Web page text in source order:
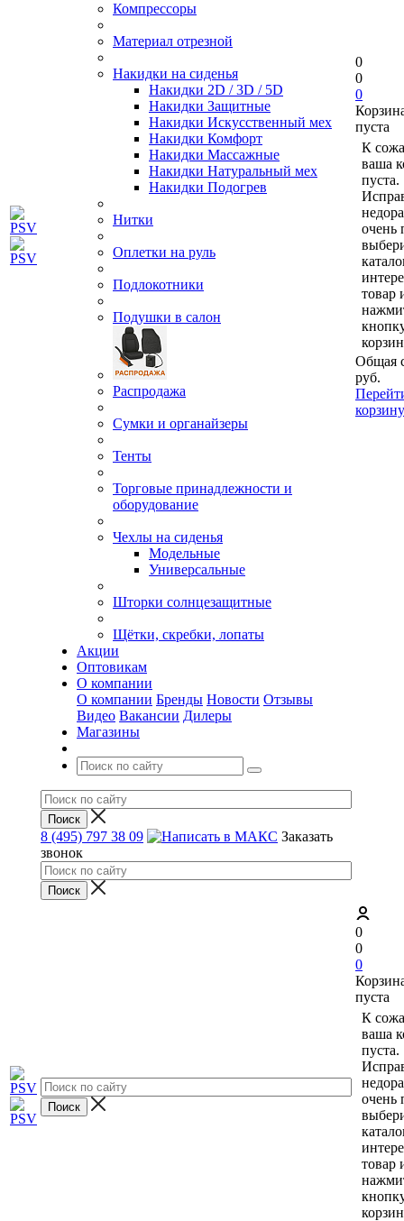
Компрессоры
Материал отрезной
Накидки на сиденья
Накидки 2D / 3D / 5D
Накидки Защитные
Накидки Искусственный мех
Накидки Комфорт
Накидки Массажные
Накидки Натуральный мех
Накидки Подогрев
Нитки
Оплетки на руль
Подлокотники
Подушки в салон
Распродажа
Сумки и органайзеры
Тенты
Торговые принадлежности и
оборудование
Чехлы на сиденья
Модельные
Универсальные
Шторки солнцезащитные
Щётки, скребки, лопаты
Акции
Оптовикам
О компании
О компании Бренды Новости Отзывы
Видео Вакансии Дилеры
Магазины
8 (495) 797 38 09
Заказать
звонок
0
0
0
пуста
К
ваша
пуста.
очень
товар
Общая
руб.
корзину
0
0
0
пуста
К
ваша
пуста.
очень
товар